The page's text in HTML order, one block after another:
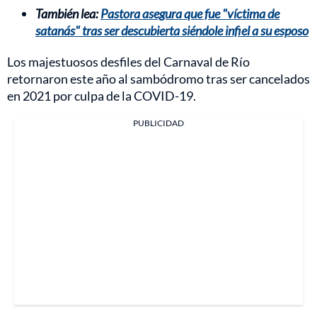
También lea:Pastora asegura que fue "víctima de
satanás" tras ser descubierta siéndole infiel a su esposo
Los majestuosos desfiles del Carnaval de Río
retornaron este año al sambódromo tras ser cancelados
en 2021 por culpa de la COVID-19.
PUBLICIDAD